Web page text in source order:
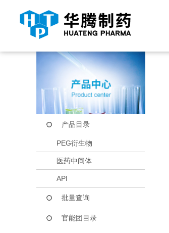
当前位置： 首页 产品中心
产品目录
PEG衍生物
医药中间体
API
批量查询
官能团目录